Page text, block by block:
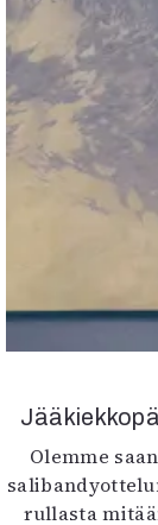
Olemme
rullasta